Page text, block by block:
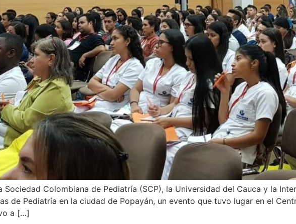
Sociedad Colombiana de Pediatría (SCP), la Universidad del Cauca y la
de Pediatría en la ciudad de Popayán, un evento que tuvo lugar en el
a […]